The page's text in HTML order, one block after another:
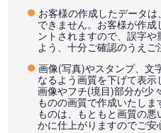
お客様の作成したデータ
できません。お客様が作
ントされますので、誤字
よう、十分ご確認のうえご
画像(写真)やスタンプ、文
なるよう画質を下げて表
画像やフチ(境目)部分が少
ものの画質で作成いたし
ものは、もともと画質の
かに仕上がりますのでご安